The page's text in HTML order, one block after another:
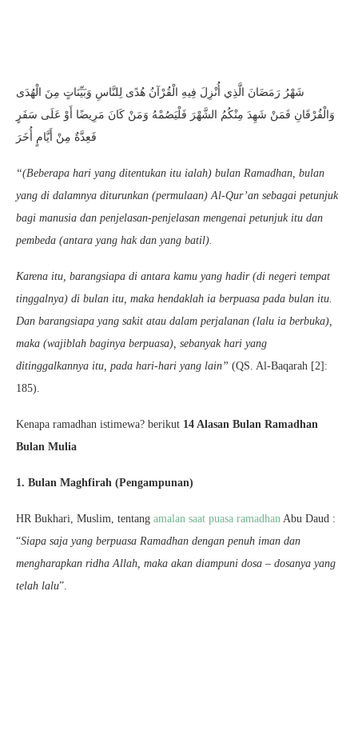
شَهْرُ رَمَضَانَ الَّذِي أُنْزِلَ فِيهِ الْقُرْآنُ هُدًى لِلنَّاسِ وَبَيِّنَاتٍ مِنَ الْهُدَى
وَالْفُرْقَانِ فَمَنْ شَهِدَ مِنْكُمُ الشَّهْرَ فَلْيَصُمْهُ وَمَنْ كَانَ مَرِيضًا أَوْ عَلَى سَفَرٍ
فَعِدَّةٌ مِنْ أَيَّامٍ أُخَرَ
“(Beberapa hari yang ditentukan itu ialah) bulan Ramadhan, bulan
yang di dalamnya diturunkan (permulaan) Al-Qur’an sebagai petunjuk
bagi manusia dan penjelasan-penjelasan mengenai petunjuk itu dan
pembeda (antara yang hak dan yang batil).
Karena itu, barangsiapa di antara kamu yang hadir (di negeri tempat
tinggalnya) di bulan itu, maka hendaklah ia berpuasa pada bulan itu.
Dan barangsiapa yang sakit atau dalam perjalanan (lalu ia berbuka),
maka (wajiblah baginya berpuasa), sebanyak hari yang
ditinggalkannya itu, pada hari-hari yang lain” (QS. Al-Baqarah [2]:
185).
Kenapa ramadhan istimewa? berikut 14 Alasan Bulan Ramadhan
Bulan Mulia
1. Bulan Maghfirah (Pengampunan)
HR Bukhari, Muslim, tentang amalan saat puasa ramadhan Abu Daud :
“Siapa saja yang berpuasa Ramadhan dengan penuh iman dan
mengharapkan ridha Allah, maka akan diampuni dosa – dosanya yang
telah lalu”.